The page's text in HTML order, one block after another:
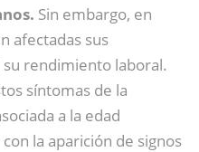
Sin embargo, en
afectadas sus
rendimiento laboral.
síntomas de la
a la edad
la aparición de signos